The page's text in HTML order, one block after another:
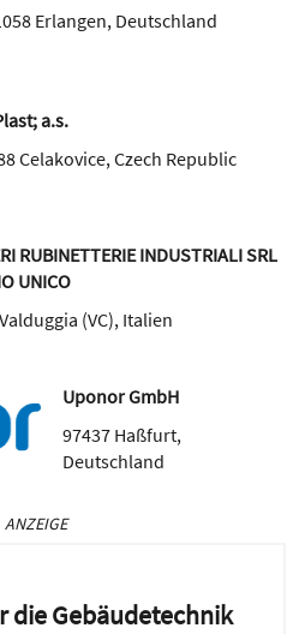
Erlangen, Deutschland
a.s.
Celakovice, Czech Republic
RUBINETTERIE INDUSTRIALI SRL
UNICO
Valduggia (VC), Italien
Uponor GmbH
97437 Haßfurt,
Deutschland
ANZEIGE
die Gebäudetechnik